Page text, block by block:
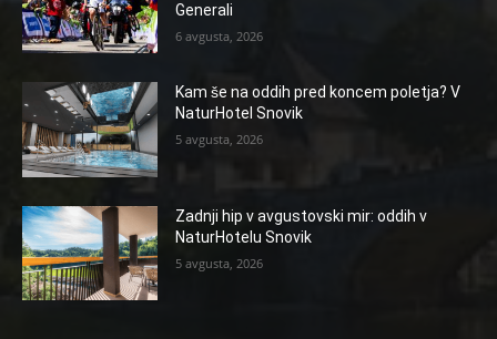
Generali
6 avgusta, 2026
Kam še na oddih pred koncem poletja? V
NaturHotel Snovik
5 avgusta, 2026
Zadnji hip v avgustovski mir: oddih v
NaturHotelu Snovik
5 avgusta, 2026